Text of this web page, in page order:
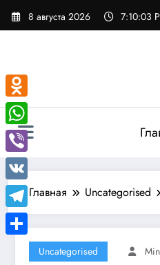
Перейти
8 августа 2026 7:10:04
Главная Uncategorised
Uncategorised
Odnoklassniki
WhatsApp
Viber
VK
Telegram
Отправить